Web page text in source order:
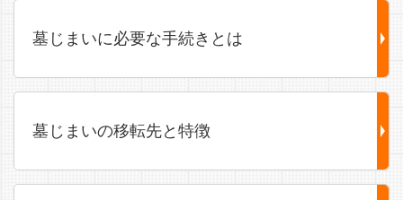
墓じまいに必要な手続きとは
墓じまいの移転先と特徴